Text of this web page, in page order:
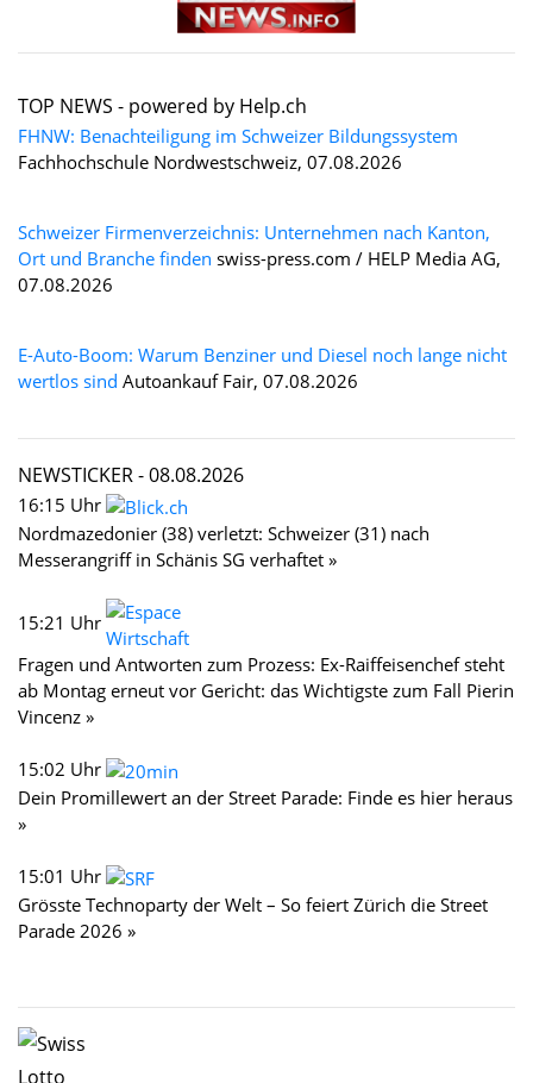
TOP NEWS - powered by Help.ch
FHNW: Benachteiligung im Schweizer Bildungssystem
Fachhochschule Nordwestschweiz, 07.08.2026
Schweizer Firmenverzeichnis: Unternehmen nach Kanton,
Ort und Branche finden swiss-press.com / HELP Media AG,
07.08.2026
E-Auto-Boom: Warum Benziner und Diesel noch lange nicht
wertlos sind Autoankauf Fair, 07.08.2026
NEWSTICKER -08.08.2026
16:15 Uhr
Nordmazedonier (38) verletzt: Schweizer (31) nach
Messerangriff in Schänis SG verhaftet »
15:21 Uhr
Fragen und Antworten zum Prozess: Ex-Raiffeisenchef steht
ab Montag erneut vor Gericht: das Wichtigste zum Fall Pierin
Vincenz »
15:02 Uhr
Dein Promillewert an der Street Parade: Finde es hier heraus
»
15:01 Uhr
Grösste Technoparty der Welt – So feiert Zürich die Street
Parade 2026 »